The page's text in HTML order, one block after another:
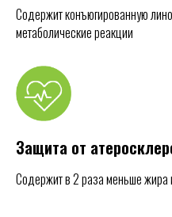
Содержит конъюгированную
метаболические реакции
Защита от
Содержит в 2 раза меньше жира